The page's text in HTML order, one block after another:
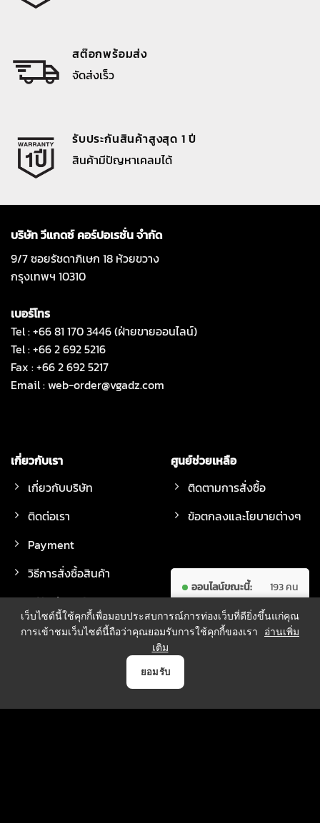
สต๊อกพร้อมส่ง
จัดส่งเร็ว
รับประกันสินค้าสูงสุด 1 ปี
สินค้ามีปัญหาเคลมได้
บริษัท วีแกดซ์ คอร์ปอเรชั่น จำกัด
9/7 ซอยรัชดาภิเษก 18 ห้วยขวาง
กรุงเทพฯ 10310
เบอร์โทร
Tel : +66 81 170 3446 (ฝ่ายขายออนไลน์)
Tel : +66 2 692 5216
Fax : +66 2 692 5217
Email :web-order@vgadz.com
เกี่ยวกับเรา
เกี่ยวกับบริษัท
ติดต่อเรา
Payment
วิธีการสั่งซื้อสินค้า
วิธีจัดส่งสินค้า
ศูนย์ช่วยเหลือ
ติดตามการสั่งซื้อ
ข้อตกลงและโยบายต่างๆ
ออนไลน์ขณะนี้:
193 คน
ทั้งหมด:
7,595,352
คน
เว็บไซต์นี้ใช้คุกกี้เพื่อมอบประสบการณ์การท่องเว็บที่ดียิ่งขึ้นแก่คุณ
การเข้าชมเว็บไซต์นี้ถือว่าคุณยอมรับการใช้คุกกี้ของเรา
อ่านเพิ่ม
เติม
ยอมรับ